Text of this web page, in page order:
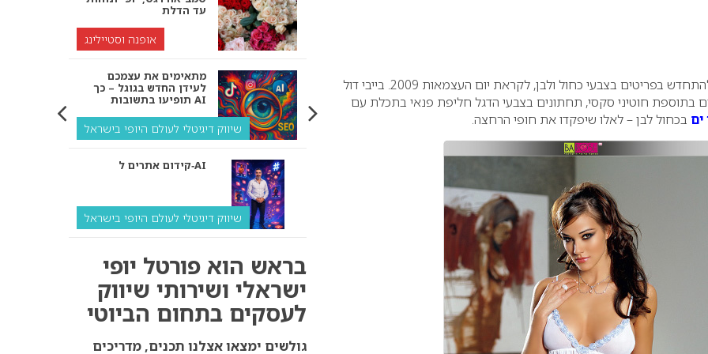
מציעה להתחדש בפריטים בצבעי כחול ולבן, לקראת יום העצמאות 2009. בייבי דול
בתוספת חוטיני סקסי, תחתונים בצבעי הדגל חליפת פנאי בתכלת עם
ים בכחול לבן – לאלו שיפקדו את חופי הרחצה.
עד הדלת
אופנה וסטיילינג
מתאימים את עצמכם
לעידן החדש בגוגל – כך
תופיעו בתשובות AI
שיווק דיגיטלי לעולם היופי בישראל
קידום אתרים ל‑AI
שיווק דיגיטלי לעולם היופי בישראל
ולמה העסק שלך צריך
שיווק דיגיטלי לעסקים
קידום ל‑AI לעומת קידום
בראש הוא פורטל יופי
ישראלי ושירותי שיווק
לעסקים בתחום הביוטי
גולשים ימצאו אצלנו תכנים, מדריכים